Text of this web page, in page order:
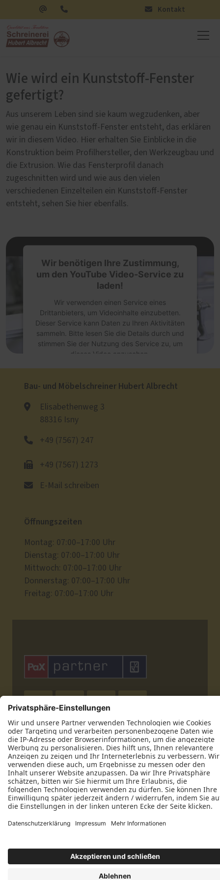
Kontakt
Wie wird ein Kunststoff-Fenster
gefertigt?
Aus unserem Leben sind sie kaum wegzudenken, aber
wie genau ein Kunststoff-Fenster entsteht, das erklären
wir in diesem Video. Hier erhalten Sie Einblicke in die
Konstruktion beim Profilhersteller, den Werkzeugbau und
die Extrusion. Wie das Fensterprofil danach
zugeschnitten wird und wie aus den vielen
verschiedenen Einzelteilen ein Kunststoff-Fenster
entsteht, sehen Sie hier ebenfalls.
Wir benötigen Ihre Zustimmung,
um den YouTube Video-Service zu
laden!
Wir verwenden einen Service eines
Drittanbieters, um Videoinhalte einzubetten.
Dieser Service kann Daten zu Ihren Aktivitäten
sammeln. Bitte lesen Sie die Details durch und
stimmen Sie der Nutzung des Service zu, um
dieses Video anzusehen.
Akzeptieren
powered by
Bau- und Möbelschreiner Hubert Albrecht
Elisabethenweg 3
88316 Isny
+49 (7567) 247
+49 (7567) 1273
E-Mail schreiben
Öffnungszeiten
Montag: 07:00–17:00 Uhr
Dienstag: 07:00–17:00 Uhr
Mittwoch: 07:00–17:00 Uhr
Donnerstag: 07:00–17:00 Uhr
Freitag: 07:00–17:00 Uhr
  
   
 
Datenschutz Impressum
Kontakt